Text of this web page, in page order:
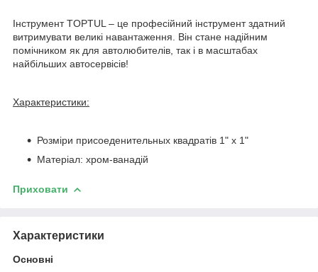
Інструмент TOPTUL – це професійний інструмент здатний
витримувати великі навантаження. Він стане надійним
помічником як для автолюбителів, так і в масштабах
найбільших автосервісів!
Характеристики:
Розміри присоеденительных квадратів 1" х 1"
Матеріал: хром-ванадій
Приховати
Характеристики
Основні